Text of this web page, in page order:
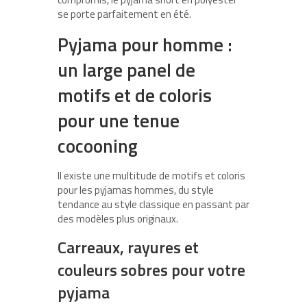
se porte parfaitement en été.
Pyjama pour homme :
un large panel de
motifs et de coloris
pour une tenue
cocooning
Il existe une multitude de motifs et coloris
pour les pyjamas hommes, du style
tendance au style classique en passant par
des modèles plus originaux.
Carreaux, rayures et
couleurs sobres pour votre
pyjama